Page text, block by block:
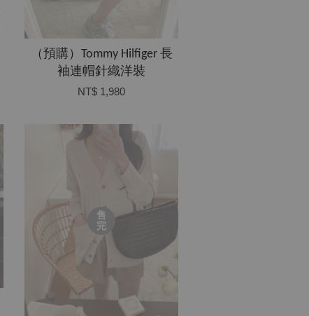
（預購）Tommy Hilfiger 長
袖連帽針織洋裝
NT$ 1,980
售
完